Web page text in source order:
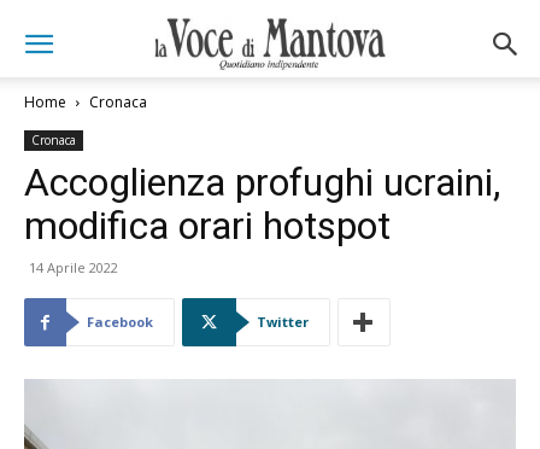
Home Cronaca
Cronaca
Accoglienza profughi ucraini,
modifica orari hotspot
14 Aprile 2022
Facebook Twitter